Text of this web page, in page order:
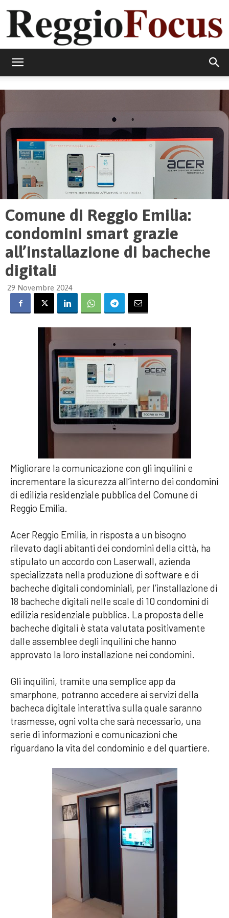
Comune di Reggio Emilia:
condomini smart grazie
all’installazione di bacheche
digitali
29 Novembre 2024
Migliorare la comunicazione con gli inquilini e
incrementare la sicurezza all’interno dei condomini
di edilizia residenziale pubblica del Comune di
Reggio Emilia.
Acer Reggio Emilia, in risposta a un bisogno
rilevato dagli abitanti dei condomini della città, ha
stipulato un accordo con Laserwall, azienda
specializzata nella produzione di software e di
bacheche digitali condominiali, per l’installazione di
18 bacheche digitali nelle scale di 10 condomini di
edilizia residenziale pubblica. La proposta delle
bacheche digitali è stata valutata positivamente
dalle assemblee degli inquilini che hanno
approvato la loro installazione nei condomini.
Gli inquilini, tramite una semplice app da
smarphone, potranno accedere ai servizi della
bacheca digitale interattiva sulla quale saranno
trasmesse, ogni volta che sarà necessario, una
serie di informazioni e comunicazioni che
riguardano la vita del condominio e del quartiere.